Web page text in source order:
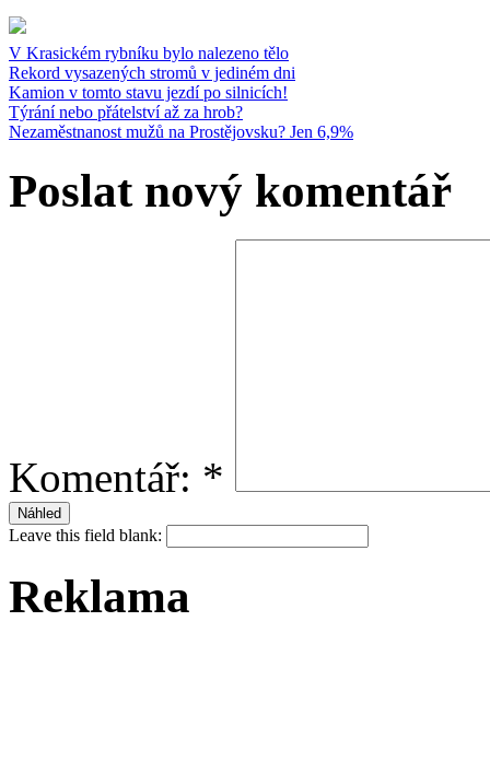
V Krasickém rybníku bylo nalezeno tělo
Rekord vysazených stromů v jediném dni
Kamion v tomto stavu jezdí po silnicích!
Týrání nebo přátelství až za hrob?
Nezaměstnanost mužů na Prostějovsku? Jen 6,9%
Poslat nový komentář
Komentář: *
Leave this field blank:
Reklama